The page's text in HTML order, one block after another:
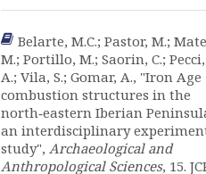
Belarte, M.C.; Pastor, M.;
M.; Portillo, M.; Saorin, C.; Pecci,
A.; Vila, S.; Gomar, A., "Iron Age
combustion structures in the
north‑eastern Iberian
an interdisciplinary
study", Archaeological and
Anthropological Sciences, 15.